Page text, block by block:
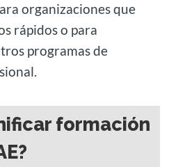
organizaciones que
rápidos o para
programas de
formación